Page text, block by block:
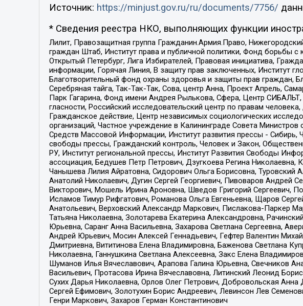
Источник: https://minjust.gov.ru/ru/documents/7756/
* Сведения реестра НКО, выполняющих функции
Лилит, Правозащитная группа Гражданин.Армия.Право,
граждан Штаб, Институт права и публичной политики, Фонд
Открытый Петербург, Лига Избирателей, Правовая инициатива,
информации, Горячая Линия, В защиту прав заключенных, Институт
Благотворительный фонд охраны здоровья и защиты прав граждан,
Серебряная тайга, Так-Так-Так, Сова, центр Анна, Проект Апрель,
Парк Гагарина, Фонд имени Андрея Рылькова, Сфера, Центр
гласности, Российский исследовательский центр по правам
Гражданское действие, Центр независимых социологических
организаций, Частное учреждение в Калининграде Совета
Средств Массовой Информации, Институт развития прессы -
свободы прессы, Гражданский контроль, Человек и Закон,
РУ, Институт региональной прессы, Институт Развития Свободы
ассоциация, Бедушев Петр Петрович, Дзугкоева Регина
Чанышева Лилия Айратовна, Сидорович Ольга Борисовна, Туровский
Анатолий Николаевич, Дугин Сергей Георгиевич, Пивоваров Андрей
Викторович, Мошель Ирина Ароновна, Шведов Григорий Сергеевич,
Исламов Тимур Рифгатович, Романова Ольга Евгеньевна, Щаров
Анатольевич, Верховский Александр Маркович, Пислакова-Паркер
Татьяна Николаевна, Золотарева Екатерина Александровна,
Юрьевна, Саранг Анна Васильевна, Захарова Светлана Сергеевна,
Андрей Юрьевич, Мосин Алексей Геннадьевич, Гефтер Валентин
Дмитриевна, Вититинова Елена Владимировна, Баженова Светлана
Николаевна, Ганнушкина Светлана Алексеевна, Закс Елена
Шуманов Илья Вячеславович, Арапова Галина Юрьевна, Свечников
Васильевич, Протасова Ирина Вячеславовна, Литинский Леонид
Сухих Дарья Николаевна, Орлов Олег Петрович, Добровольская
Сергей Ефимович, Золотухин Борис Андреевич, Левинсон Лев
Генри Маркович, Захаров Герман Константинович